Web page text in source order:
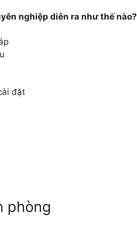
nghiệp diễn ra như thế nào?
đặt
phòng